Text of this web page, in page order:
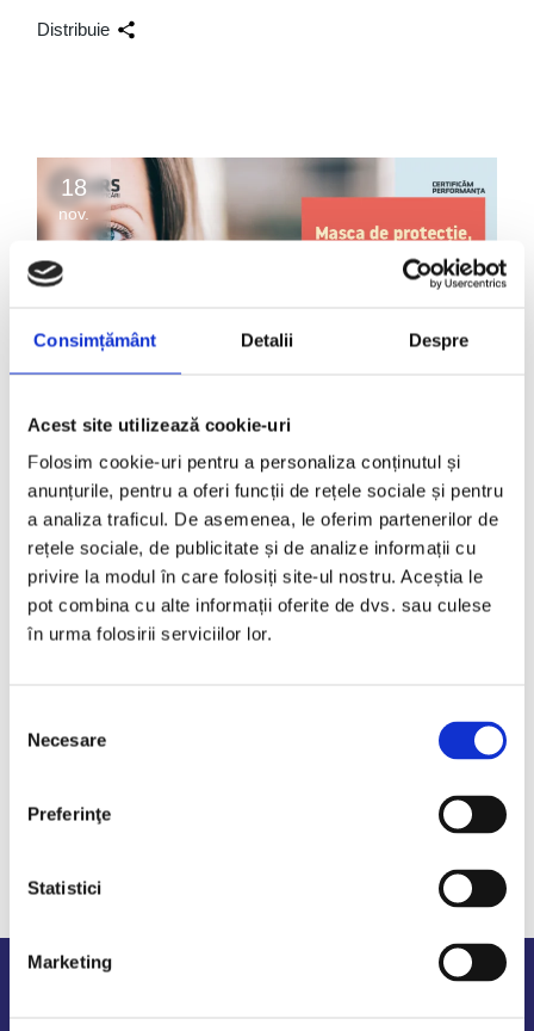
Consimțământ Detalii Despre
Acest site utilizează cookie-uri
Folosim cookie-uri pentru a personaliza conținutul și
anunțurile, pentru a oferi funcții de rețele sociale și pentru
a analiza traficul. De asemenea, le oferim partenerilor de
rețele sociale, de publicitate și de analize informații cu
privire la modul în care folosiți site-ul nostru. Aceștia le
pot combina cu alte informații oferite de dvs. sau culese
în urma folosirii serviciilor lor.
consimțământului
Necesare
Preferinţe
Statistici
Marketing
Distribuie
18
nov.
Masca de protecție, viziune
asupra sănătății în raport cu
standardul ISO 13485:2016
Din pricina celor întâmplate în ultima perioadă, masca de protecție
CITEȘTE TOT